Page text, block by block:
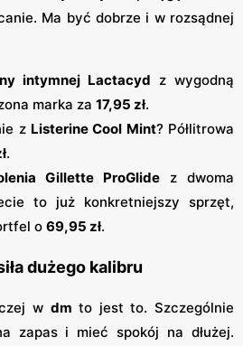
Ma być dobrze i w rozsądnej
intymnej Lactacyd z wygodną
marka za 17,95 zł.
z Listerine Cool Mint? Półlitrowa
.
Gillette ProGlide z dwoma
to już konkretniejszy sprzęt,
o 69,95 zł.
dużego kalibru
w dm to jest to. Szczególnie
zapas i mieć spokój na dłużej.